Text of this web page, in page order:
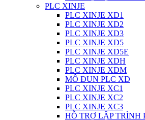
PLC XINJE
PLC XINJE XD1
PLC XINJE XD2
PLC XINJE XD3
PLC XINJE XD5
PLC XINJE XD5E
PLC XINJE XDH
PLC XINJE XDM
MÔ ĐUN PLC XD
PLC XINJE XC1
PLC XINJE XC2
PLC XINJE XC3
HỖ TRỢ LẬP TRÌNH